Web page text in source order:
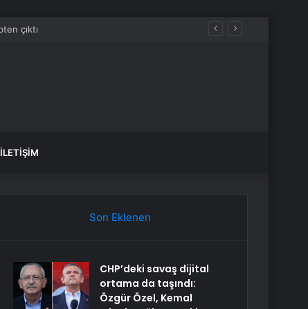
İLETIŞIM
Son Eklenen
CHP’deki savaş dijital
ortama da taşındı:
Özgür Özel, Kemal